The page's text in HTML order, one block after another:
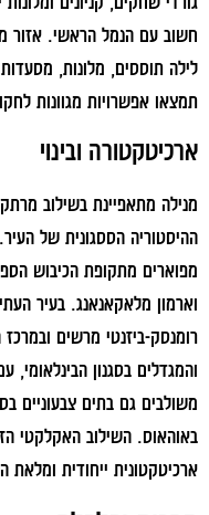
חשוב עם הנמל הראשי. אזור
לילה תוססים, מלונות,
תמצאו אפשרויות מגוונות
ארכיטקטורה ובינוי
מנילה מתאפיינת בשילוב
ההיסטוריה הססגונית של
וארמון מלאקאנאנג. בעיר
רומנסק-ביזנטי מרשים
והמגדלים בסגנון הבינלאומי,
משולבים גם בתים צבעוניים
באוהאוס. השילוב האקלקטי
ארכיטקטונית ייחודית ומלאת